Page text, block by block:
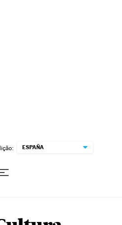
ESPAÑA